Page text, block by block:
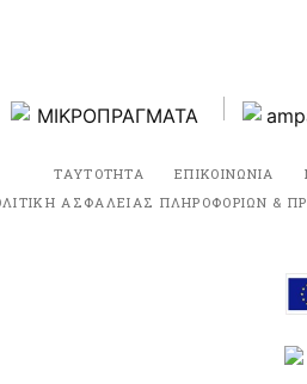
ΤΑΥΤΟΤΗΤΑ ΕΠΙΚΟΙΝΩΝΙΑ
ΑΣΦΑΛΕΙΑΣ ΠΛΗΡΟΦΟΡΙΩΝ &